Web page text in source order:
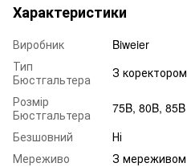
Характеристики
Виробник
Biweier
Тип
Бюстгальтера
З коректором
Розмір
Бюстгальтера
75B, 80B, 85B
Безшовний
Ні
Мереживо
З мереживом